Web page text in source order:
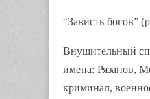
“Зависть богов”
Внушительный
имена: Рязанов,
криминал,